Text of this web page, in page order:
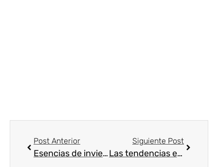
Post Anterior
Esencias de invierno
Siguiente Post
Las tendencias e innovación de 2018 en el sector de la perfumería